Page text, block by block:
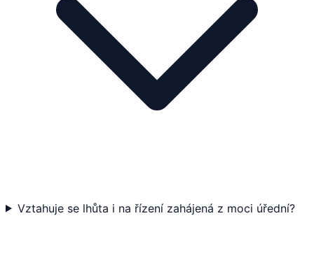
Vztahuje se lhůta i na řízení zahájená z moci úřední?